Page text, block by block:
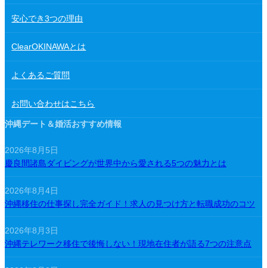
安心でき3つの理由
ClearOKINAWAとは
よくあるご質問
お問い合わせはこちら
沖縄デート＆婚活おすすめ情報
2026年8月5日
慶良間諸島ダイビングが世界中から愛される5つの魅力とは
2026年8月4日
沖縄移住の仕事探し完全ガイド！求人の見つけ方と転職成功のコツ
2026年8月3日
沖縄テレワーク移住で後悔しない！現地在住者が語る7つの注意点